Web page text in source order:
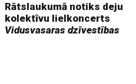
Rātslaukumā notiks deju
kolektīvu lielkoncerts
Vidusvasaras dzīvestības